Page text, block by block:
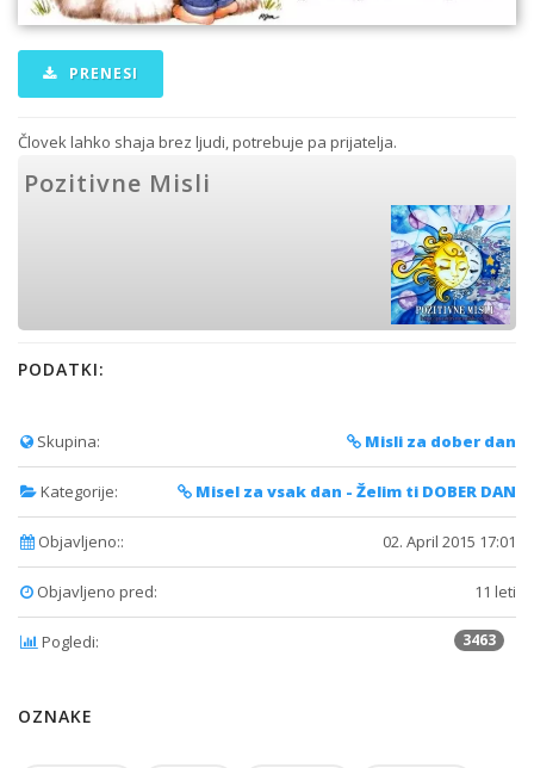
PRENESI
Človek lahko shaja brez ljudi, potrebuje pa prijatelja.
Pozitivne Misli
PODATKI:
Skupina: Misli za dober dan
Kategorije: Misel za vsak dan - Želim ti DOBER DAN
Objavljeno:: 02. April 2015 17:01
Objavljeno pred: 11 leti
Pogledi: 3463
OZNAKE